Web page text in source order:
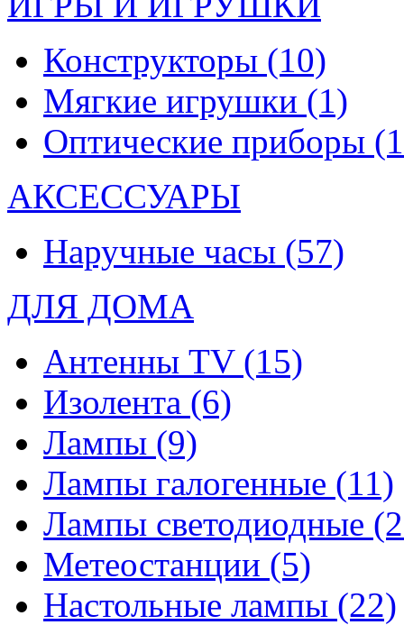
Конструкторы (10)
Мягкие игрушки (1)
Оптические приборы
АКСЕССУАРЫ
Наручные часы (57)
ДЛЯ ДОМА
Антенны TV (15)
Изолента (6)
Лампы (9)
Лампы галогенные (11)
Лампы светодиодные
Метеостанции (5)
Настольные лампы (22)